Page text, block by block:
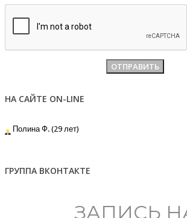
НА САЙТЕ ON-LINE
Полина Ф. (29 лет)
ГРУППА ВКОНТАКТЕ
ЗАПИСЬ